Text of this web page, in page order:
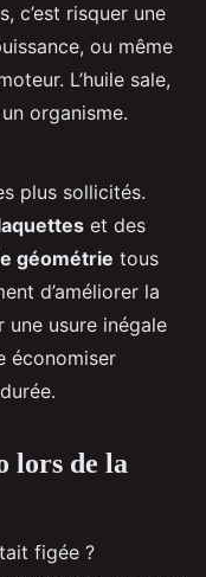
c’est risquer une
ou même
L’huile sale,
organisme.
plus sollicités.
et des
géométrie tous
d’améliorer la
une usure inégale
économiser
lors de la
figée ?